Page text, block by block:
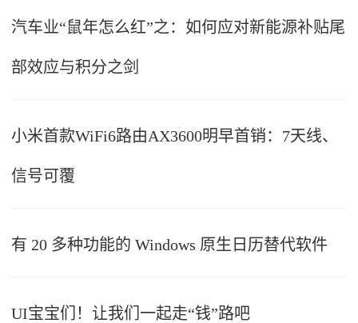
汽车业“鼠年怎么红”之：如何应对新能源补贴尾
部效应与积分之剑
小米首款WiFi6路由AX3600明早首销：7天线、
信号可覆
有 20 多种功能的 Windows 原生日历替代软件
UI宝宝们！让我们一起走“钱”路吧